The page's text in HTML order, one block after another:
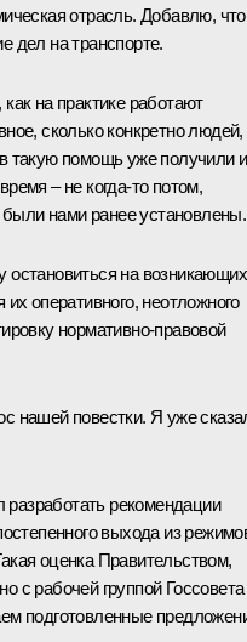
отрасль. Добавлю, что
дел на транспорте.
на практике работают
сколько конкретно людей,
такую помощь уже получили
– не когда-то потом,
нами ранее установлены.
на возникающих
оперативного, неотложного
нормативно-правовой
нашей повестки. Я уже
разработать рекомендации
выхода из
оценка Правительством,
с рабочей группой Госсовета
подготовленные